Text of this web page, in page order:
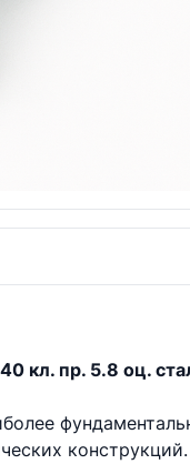
кл. пр. 5.8 оц.